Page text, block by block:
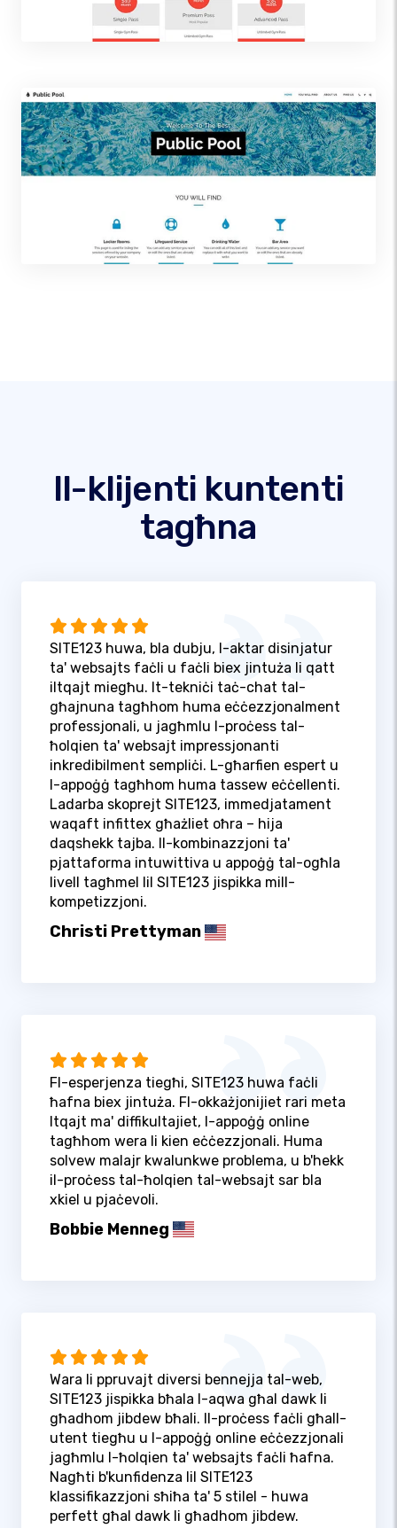
Il-klijenti kuntenti
tagħna
SITE123 huwa, bla dubju, l-aktar disinjatur
ta' websajts faċli u faċli biex jintuża li qatt
iltqajt miegħu. It-tekniċi taċ-chat tal-
għajnuna tagħhom huma eċċezzjonalment
professjonali, u jagħmlu l-proċess tal-
ħolqien ta' websajt impressjonanti
inkredibilment sempliċi. L-għarfien espert u
l-appoġġ tagħhom huma tassew eċċellenti.
Ladarba skoprejt SITE123, immedjatament
waqaft infittex għażliet oħra – hija
daqshekk tajba. Il-kombinazzjoni ta'
pjattaforma intuwittiva u appoġġ tal-ogħla
livell tagħmel lil SITE123 jispikka mill-
kompetizzjoni.
Christi Prettyman
Fl-esperjenza tiegħi, SITE123 huwa faċli
ħafna biex jintuża. Fl-okkażjonijiet rari meta
ltqajt ma' diffikultajiet, l-appoġġ online
tagħhom wera li kien eċċezzjonali. Huma
solvew malajr kwalunkwe problema, u b'hekk
il-proċess tal-ħolqien tal-websajt sar bla
xkiel u pjaċevoli.
Bobbie Menneg
Wara li ppruvajt diversi bennejja tal-web,
SITE123 jispikka bħala l-aqwa għal dawk li
għadhom jibdew bħali. Il-proċess faċli għall-
utent tiegħu u l-appoġġ online eċċezzjonali
jagħmlu l-ħolqien ta' websajts faċli ħafna.
Nagħti b'kunfidenza lil SITE123
klassifikazzjoni sħiħa ta' 5 stilel - huwa
perfett għal dawk li għadhom jibdew.